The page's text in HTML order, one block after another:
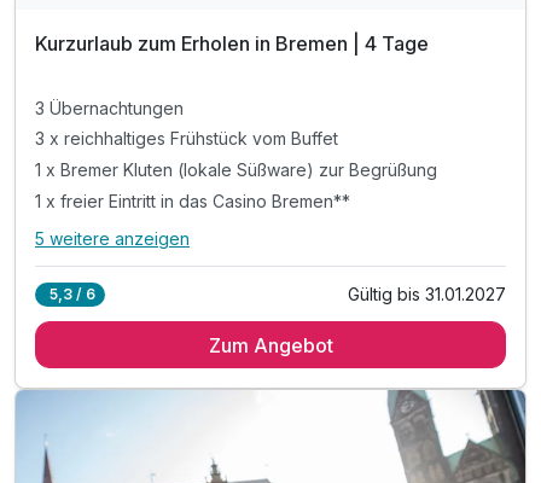
Kurzurlaub zum Erholen in Bremen | 4 Tage
3 Übernachtungen
3 x reichhaltiges Frühstück vom Buffet
1 x Bremer Kluten (lokale Süßware) zur Begrüßung
1 x freier Eintritt in das Casino Bremen**
Alle Inklusivleistungen
3 x reichhaltiges Frühstück vom Buffet
1 x Begrüßungsgetränk bei Anreise
1 x Stadtplan für alle Highlights der Stadt
5 weitere anzeigen
5,3 / 6 Gültig bis 31.01.2027
Zum Angebot